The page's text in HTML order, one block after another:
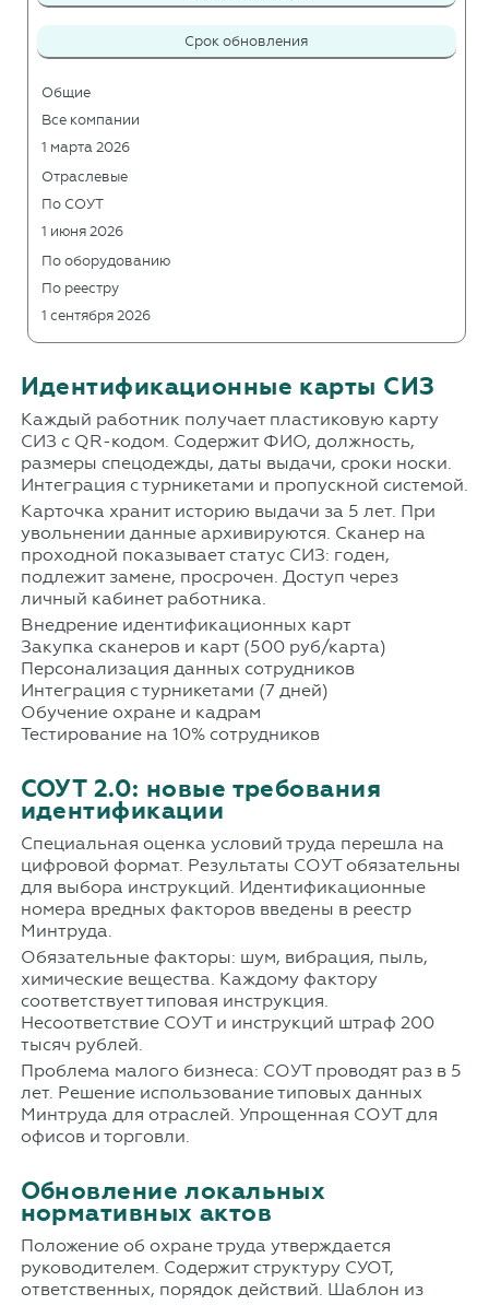
Срок обновления
Общие
Все компании
1 марта 2026
Отраслевые
По СОУТ
1 июня 2026
По оборудованию
По реестру
1 сентября 2026
Идентификационные карты СИЗ
Каждый работник получает пластиковую карту
СИЗ с QR-кодом. Содержит ФИО, должность,
размеры спецодежды, даты выдачи, сроки носки.
Интеграция с турникетами и пропускной системой.
Карточка хранит историю выдачи за 5 лет. При
увольнении данные архивируются. Сканер на
проходной показывает статус СИЗ: годен,
подлежит замене, просрочен. Доступ через
личный кабинет работника.
Внедрение идентификационных карт
Закупка сканеров и карт (500 руб/карта)
Персонализация данных сотрудников
Интеграция с турникетами (7 дней)
Обучение охране и кадрам
Тестирование на 10% сотрудников
СОУТ 2.0: новые требования
идентификации
Специальная оценка условий труда перешла на
цифровой формат. Результаты СОУТ обязательны
для выбора инструкций. Идентификационные
номера вредных факторов введены в реестр
Минтруда.
Обязательные факторы: шум, вибрация, пыль,
химические вещества. Каждому фактору
соответствует типовая инструкция.
Несоответствие СОУТ и инструкций штраф 200
тысяч рублей.
Проблема малого бизнеса: СОУТ проводят раз в 5
лет. Решение использование типовых данных
Минтруда для отраслей. Упрощенная СОУТ для
офисов и торговли.
Обновление локальных
нормативных актов
Положение об охране труда утверждается
руководителем. Содержит структуру СУОТ,
ответственных, порядок действий. Шаблон из